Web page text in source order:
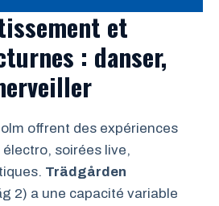
et
: danser,
offrent des expériences
soirées live,
Trädgården
2) a une capacité variable